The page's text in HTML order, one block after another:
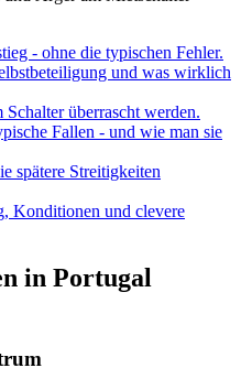
- ohne die typischen Fehler.
und was wirklich
Schalter überrascht werden.
Fallen - und wie man sie
spätere Streitigkeiten
Konditionen und clevere
in Portugal